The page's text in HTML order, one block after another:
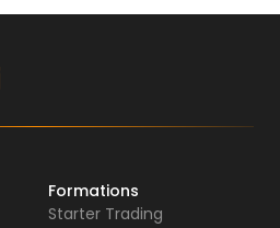
Formations
Starter Trading